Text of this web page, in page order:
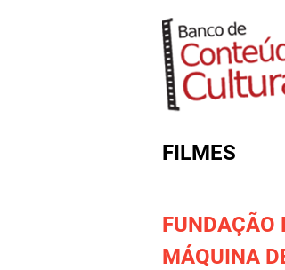
FILMES
FUNDAÇÃO
MÁQUINA